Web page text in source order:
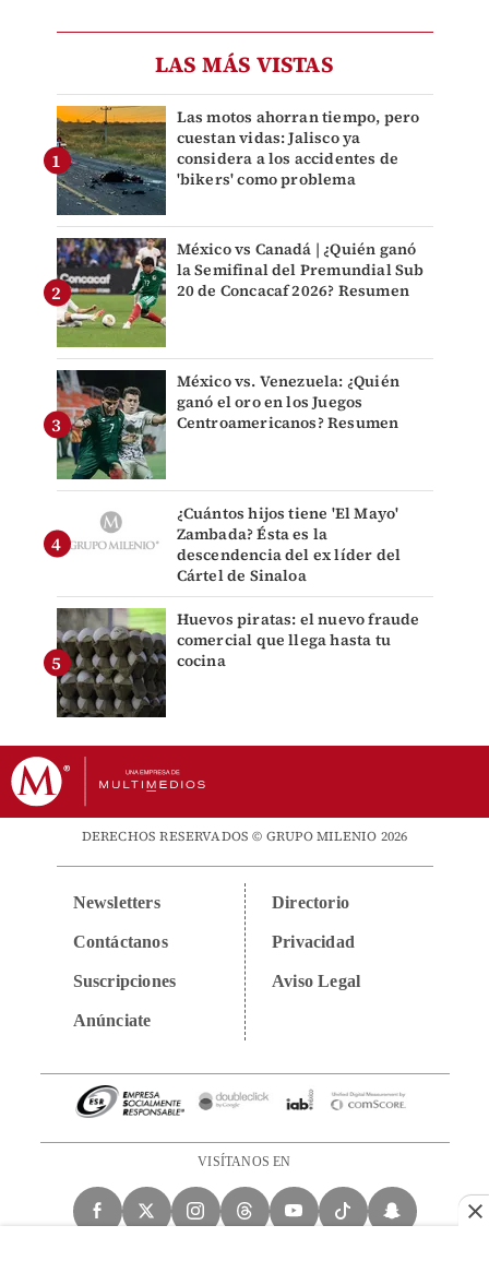
LAS MÁS VISTAS
Las motos ahorran tiempo, pero
cuestan vidas: Jalisco ya
considera a los accidentes de
'bikers' como problema
México vs Canadá | ¿Quién ganó
la Semifinal del Premundial Sub
20 de Concacaf 2026? Resumen
México vs. Venezuela: ¿Quién
ganó el oro en los Juegos
Centroamericanos? Resumen
¿Cuántos hijos tiene 'El Mayo'
Zambada? Ésta es la
descendencia del ex líder del
Cártel de Sinaloa
Huevos piratas: el nuevo fraude
comercial que llega hasta tu
cocina
DERECHOS RESERVADOS © GRUPO MILENIO 2026
Newsletters
Contáctanos
Suscripciones
Anúnciate
Directorio
Privacidad
Aviso Legal
VISÍTANOS EN